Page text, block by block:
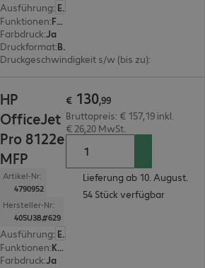
Ausführung:
Europäisch
Funktionen: Faxen, Kopieren, Drucken, Scannen
Farbdruck:Ja
Druckformat: Bis max. A4
Druckgeschwindigkeit s/w (bis zu):
HP
OfficeJet
Pro 8122e
MFP
Artikel-Nr:
4790952
Hersteller-Nr:
405U3B#629
Ausführung:
Europäisch
Funktionen: Kopieren, Drucken, Scannen
Farbdruck:Ja
€ 130,99
Bruttopreis: € 157,19 inkl.
€ 26,20 MwSt.
Lieferung ab 10. August.
54 Stück verfügbar